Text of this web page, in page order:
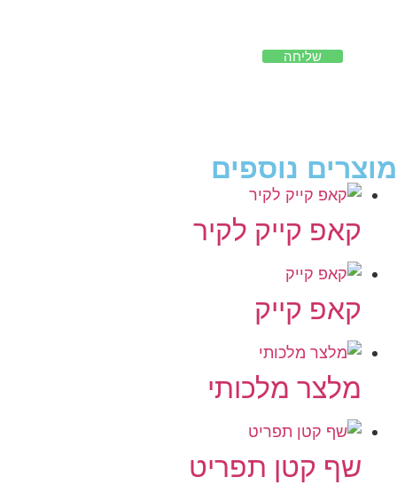
שליחה
מוצרים נוספים
קאפ קייק לקיר
קאפ קייק
מלצר מלכותי
שף קטן תפריט